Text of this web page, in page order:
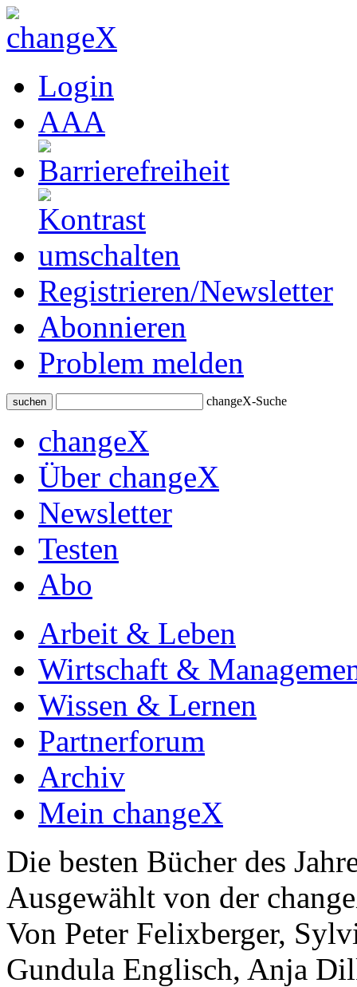
Login
AAA
Registrieren/Newsletter
Abonnieren
Problem melden
suchen changeX-Suche
changeX
Über changeX
Newsletter
Testen
Abo
Arbeit & Leben
Wirtschaft &
Wissen & Lernen
Partnerforum
Archiv
Mein changeX
Die besten Bücher des
Ausgewählt von der
Von Peter Felixberger,
Gundula Englisch, Anja